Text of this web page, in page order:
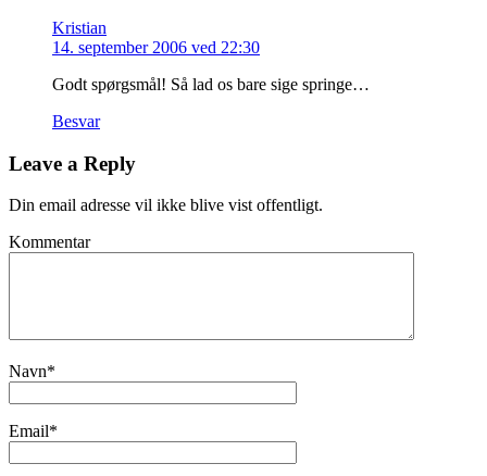
Kristian
14. september 2006 ved 22:30
Godt spørgsmål! Så lad os bare sige springe…
Besvar
Leave a Reply
Din email adresse vil ikke blive vist offentligt.
Kommentar
Navn*
Email*